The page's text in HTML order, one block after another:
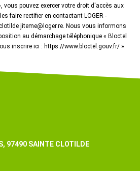
vous pouvez exercer votre droit d'accès aux
faire rectifier en contactant LOGER -
clotilde jiteme@loger.re. Nous vous informons
au démarchage téléphonique « Bloctel
inscrire ici : https://www.bloctel.gouv.fr/ »
97490 SAINTE CLOTILDE